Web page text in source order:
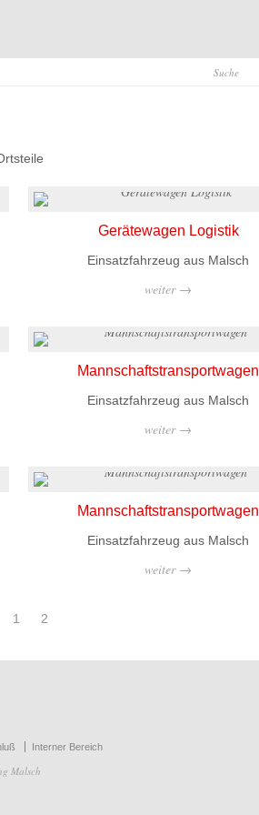
Gerätewagen Logistik
Einsatzfahrzeug aus Malsch
weiter →
Mannschaftstransportwagen
Einsatzfahrzeug aus Malsch
weiter →
Mannschaftstransportwagen
Einsatzfahrzeug aus Malsch
weiter →
1 2
Interner Bereich
Malsch